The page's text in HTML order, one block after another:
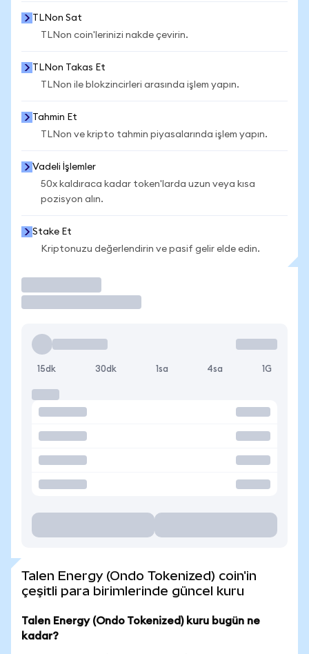
TLNon Sat
TLNon coin'lerinizi nakde çevirin.
TLNon Takas Et
TLNon ile blokzincirleri arasında işlem yapın.
Tahmin Et
TLNon ve kripto tahmin piyasalarında işlem yapın.
Vadeli İşlemler
50x kaldıraca kadar token'larda uzun veya kısa
pozisyon alın.
Stake Et
Kriptonuzu değerlendirin ve pasif gelir elde edin.
15dk 30dk 1sa 4sa 1G
Talen Energy (Ondo Tokenized) coin'in
çeşitli para birimlerinde güncel kuru
Talen Energy (Ondo Tokenized) kuru bugün ne
kadar?